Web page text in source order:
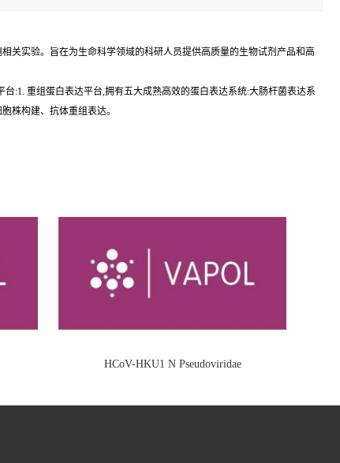
关实验。旨在为生命科学领域的科研人员提供高质量的生物试剂产品和高
:1. 重组蛋白表达平台,拥有五大成熟高效的蛋白表达系统:大肠杆菌表达系
株构建、抗体重组表达。
HCoV-HKU1 N Pseudoviridae